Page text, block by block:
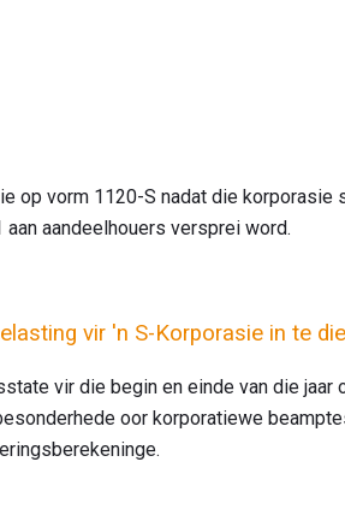
op vorm 1120-S nadat die korporasie
aandeelhouers versprei word.
vir 'n S-Korporasie in te
vir die begin en einde van die jaar
oor korporatiewe